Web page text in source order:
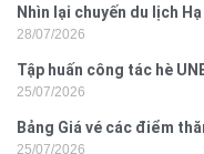
Nhìn lại chuyến du lịch
Hưng 2026
28/07/2026
Tập huấn công tác hè
Đồ Sơn
25/07/2026
Bảng Giá vé các điểm
25/07/2026